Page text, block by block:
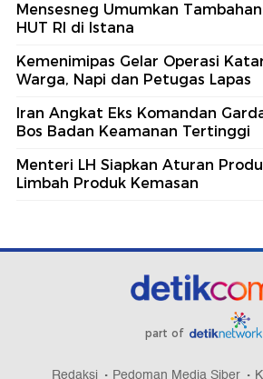
Mensesneg Umumkan
HUT RI di Istana
Kemenimipas Gelar Operasi
Warga, Napi dan Petugas Lapas
Iran Angkat Eks Komandan
Bos Badan Keamanan Tertinggi
Menteri LH Siapkan Aturan
Limbah Produk Kemasan
part of